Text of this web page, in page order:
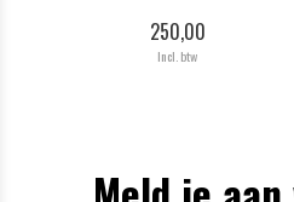
250,00
Incl. btw